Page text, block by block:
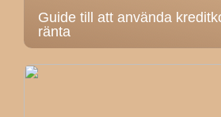
Guide till att använda
ränta